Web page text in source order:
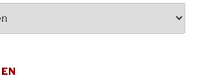
Umzug in Drabenderhöhe um 17:00
um 11:15 Uhr